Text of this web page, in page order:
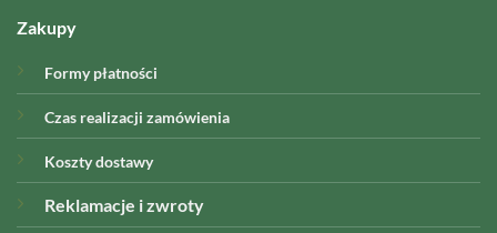
Zakupy
Formy płatności
Czas realizacji zamówienia
Koszty dostawy
Reklamacje i zwroty